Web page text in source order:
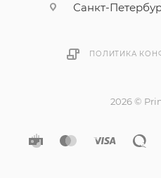
Санкт-
ПОЛИТИКА
2026 ©